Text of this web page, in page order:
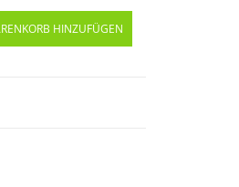
HINZUFÜGEN